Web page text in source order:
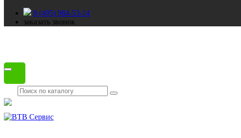
8 (495) 984-53-14
заказать звонок